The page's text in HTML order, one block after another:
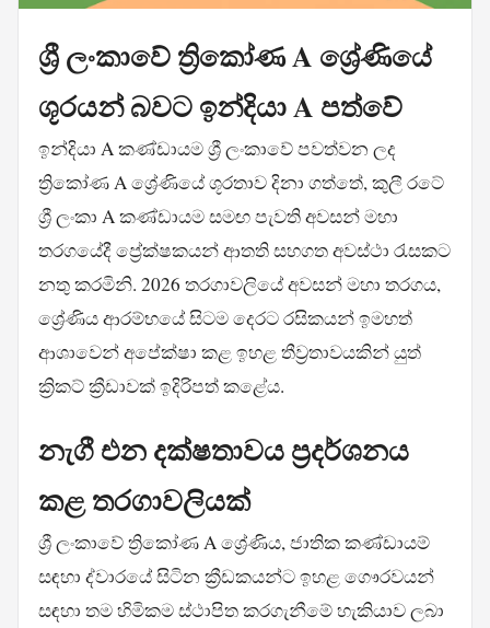
ශ්‍රී ලංකාවේ ත්‍රිකෝණ A ශ්‍රේණියේ
ශූරයන් බවට ඉන්දියා A පත්වේ
ඉන්දියා A කණ්ඩායම ශ්‍රී ලංකාවේ පවත්වන ලද
ත්‍රිකෝණ A ශ්‍රේණියේ ශූරතාව දිනා ගත්තේ, කුලී රටේ
ශ්‍රී ලංකා A කණ්ඩායම සමඟ පැවති අවසන් මහා
තරගයේදී ප්‍රේක්ෂකයන් ආතති සහගත අවස්ථා රැසකට
නතු කරමිනි. 2026 තරගාවලියේ අවසන් මහා තරගය,
ශ්‍රේණිය ආරම්භයේ සිටම දෙරට රසිකයන් ඉමහත්
ආශාවෙන් අපේක්ෂා කළ ඉහළ තීව්‍රතාවයකින් යුත්
ක්‍රිකට් ක්‍රීඩාවක් ඉදිරිපත් කළේය.
නැගී එන දක්ෂතාවය ප්‍රදර්ශනය
කළ තරගාවලියක්
ශ්‍රී ලංකාවේ ත්‍රිකෝණ A ශ්‍රේණිය, ජාතික කණ්ඩායම්
සඳහා ද්වාරයේ සිටින ක්‍රීඩකයන්ට ඉහළ ගෞරවයන්
සඳහා තම හිමිකම ස්ථාපිත කරගැනීමේ හැකියාව ලබා